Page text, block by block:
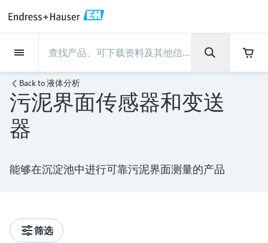
现场仪表
流量
物位测量
液体分析
压力测量
流量
电磁流量计
科里奥利质量流量计
超声波流量计
热式质量流量计
物位测量
雷达物位测量
Vibronic point level detection
导波雷达物位测量
电容物位测量
液体分析
pH电极和变送器
电导率传感器和变送器
浊度传感器和变送器
溶解氧传感器和变送器
温度测量
温度变送器
工业温度计
保护套管
卫生型温度计
压力测量
绝压和表压测量
差压测量
选购全部
系统产品
数据管理仪&数据记录仪
过程测控仪
电源和安全栅
网关和调制解调器
光学分析
TDLAS和QF分析仪
拉曼光谱分析仪
排放监测解决方案
数字分析仪解决方案
Netilion IIoT
Netilion Value
Netilion Health
Netilion Analytics
Netilion Inventory
服务产品
Project and commissioning services
技术支持服务
仪表维护
View all
Project and commissioning
services
仪表调试服务
技术支持服务
远程技术支持
远程资产监控
Process Instrumentation Courses
仪表维护
验证服务
现场仪表校准服务
预防性维护服务
仪表性能优化服务
校准报告分析
优化校准间隔时间
动态现场仪表评价和分析服务
行业应用
食品与饮料
水务和环境：保护 —— 节约 —— 提高
石油与天然气：促进能源转型，实
支持
快速获取服务支持！
技术支持中心 —— Endress+Hauser提供全方
位服务，与您相伴前行
搜索和下载技术手册, 宣传资料, 出版物, 软
公司
Endress+Hauser集团
生产中心
集团实力
新闻与案例
Endress+Hauser集团
公司概况
Endress+Hauser在中国
恩德斯豪斯科技中国
集团管理层
生产中心
物位和压力测量
Endress+Hauser流量
Endress+Hauser 液体分析
Endress+Hauser 数字解决方案
集团实力
过程安全性
网络安全性
过程自动化项目流程
建立电子采购流程，从容应对未来
新闻与案例
新闻与案例总览
所有文章
新闻稿
媒体活动
活动和培训
培训
研讨会
展览会
峰会
您的Endress+Hauser职业生
涯
Explore open positions
德国耶拿分析仪器公司的工作机会
Back to液体分析
污泥界面传感器和变送
器
能够在沉淀池中进行可靠污泥界面测量的产品
筛选